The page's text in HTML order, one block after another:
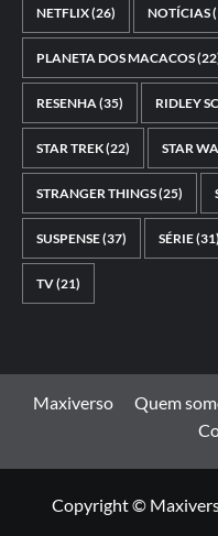
NETFLIX(26) NOTÍCIAS
PLANETA DOS MACACOS
RESENHA(35) RIDLEY
STAR TREK(22) STAR
STRANGER THINGS(25)
SUSPENSE(37) SÉRIE(31)
TV(21)
Maxiverso Quem
Copyright ©